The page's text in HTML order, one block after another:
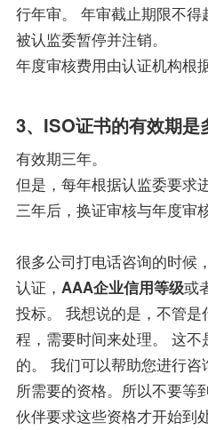
行年审。 年审截止期限不
被认监委暂停并注销。
年度审核费用由认证机构根
3、ISO证书的有效期是
有效期三年。
但是，每年根据认监委要求
三年后，换证审核与年度审
很多公司打电话咨询的时候
认证， AAA企业信用等级或
投标。 我想说的是，不管
程，需要时间来处理。 这
的。 我们可以帮助您进行
所需要的资格。所以不要等
伙伴要求这些资格才开始到